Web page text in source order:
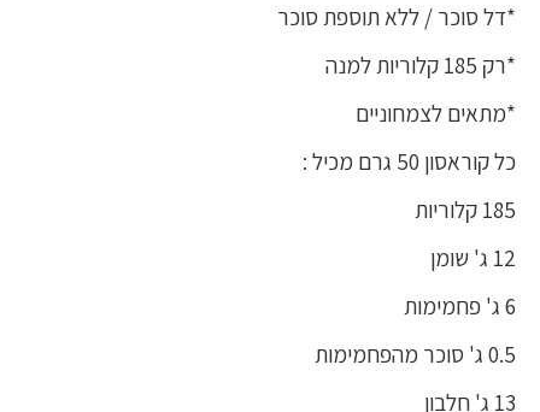
*דל סוכר / ללא תוספת סוכר
*רק 185 קלוריות למנה
*מתאים לצמחוניים
כל קוראסון 50 גרם מכיל :
185 קלוריות
12 ג' שומן
6 ג' פחמימות
0.5 ג' סוכר מהפחמימות
13 ג' חלבון